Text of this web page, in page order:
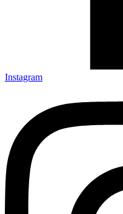
Instagram